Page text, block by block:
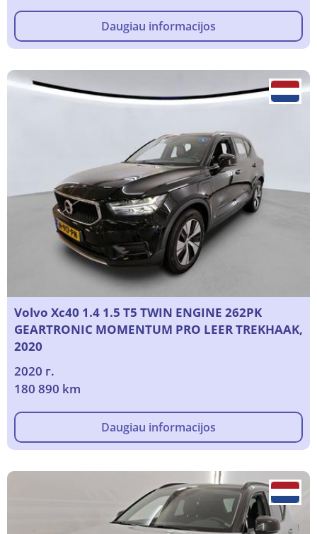
Daugiau informacijos
Volvo Xc40 1.4 1.5 T5 TWIN ENGINE 262PK
GEARTRONIC MOMENTUM PRO LEER TREKHAAK,
2020
2020 г.
180 890 km
Daugiau informacijos